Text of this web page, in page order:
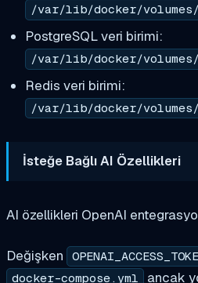
/var/lib/docker/volumes/
PostgreSQL veri birimi:
/var/lib/docker/volumes/
Redis veri birimi:
/var/lib/docker/volumes/
İsteğe Bağlı AI Özellikleri
AI özellikleri OpenAI
Değişken
docker-compose.yml
ancak